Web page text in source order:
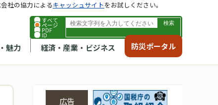
すべて
ページ
PDF
ID
魅力 経済・産業・ビジネス 防災ポータル
社の協力によるキャッシュサイトをお試しください。
広告